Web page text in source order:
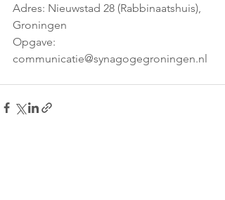
Adres: Nieuwstad 28 (Rabbinaatshuis),
Groningen
Opgave:
communicatie@synagogegroningen.nl